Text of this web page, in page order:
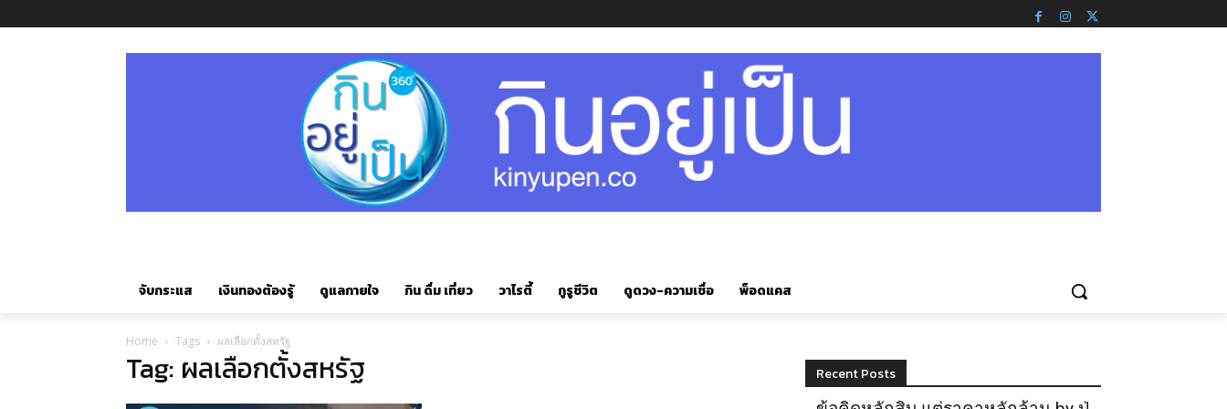
จับกระแส เงินทองต้องรู้ ดูแลกายใจ กิน ดื่ม เที่ยว วาไรตี้ กูรูชีวิต ดูดวง-ความเชื่อ พ็อดแคส
Home Tags ผลเลือกตั้งสหรัฐ
Tag: ผลเลือกตั้งสหรัฐ Recent Posts